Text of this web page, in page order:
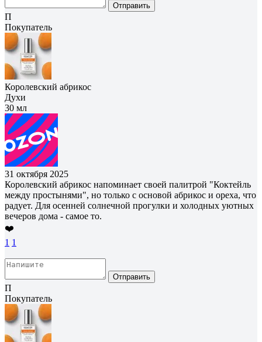
Отправить
П
Покупатель
Королевский абрикос
Духи
30 мл
31 октября 2025
Королевский абрикос напоминает своей палитрой "Коктейль
между простынями", но только с основой абрикос и ореха, что
радует. Для осенней солнечной прогулки и холодных уютных
вечеров дома - самое то.
❤️
1 1
Отправить
П
Покупатель